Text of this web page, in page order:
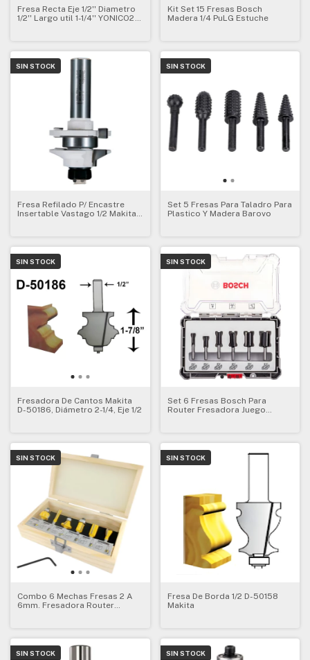
Fresa Recta Eje 1/2'' Diametro
1/2'' Largo util 1-1/4'' YONICO2
Kit Set 15 Fresas Bosch
Madera 1/4 PuLG Estuche
SIN STOCK
Fresa Refilado P/ Encastre
Insertable Vastago 1/2 Makita
SIN STOCK
Set 5 Fresas Para Taladro Para
Plastico Y Madera Barovo
SIN STOCK
Fresadora De Cantos Makita
D-50186, Diámetro 2-1/4, Eje 1/2
SIN STOCK
Set 6 Fresas Bosch Para
Router Fresadora Juego
SIN STOCK
Combo 6 Mechas Fresas 2 A
6mm. Fresadora Router
SIN STOCK
Fresa De Borda 1/2 D-50158
Makita
SIN STOCK SIN STOCK